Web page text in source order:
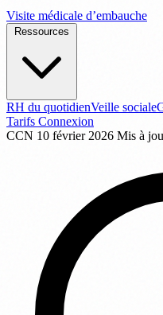
Visite médicale d’embauche
RH du quotidienVeille sociale
Tarifs Connexion
CCN 10 février 2026 Mis à